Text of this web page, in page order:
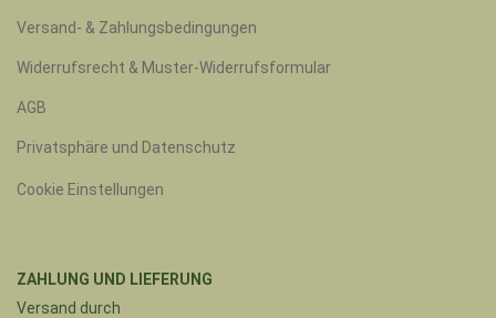
Versand- & Zahlungsbedingungen
Widerrufsrecht & Muster-Widerrufsformular
AGB
Privatsphäre und Datenschutz
Cookie Einstellungen
ZAHLUNG UND LIEFERUNG
Versand durch